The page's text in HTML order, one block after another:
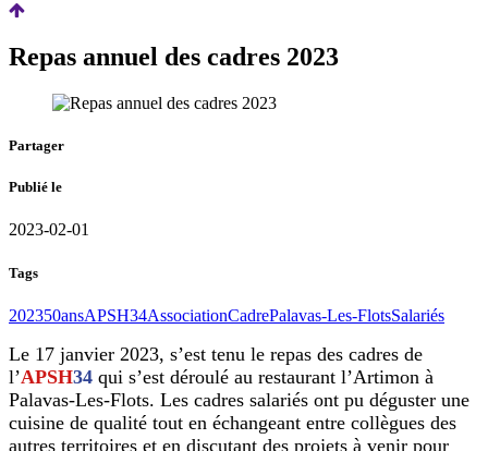
Repas annuel des cadres 2023
Partager
Publié le
2023-02-01
Tags
202350ansAPSH34AssociationCadrePalavas-Les-FlotsSalariés
Le 17 janvier 2023, s’est tenu le repas des cadres de
l’APSH34 qui s’est déroulé au restaurant l’Artimon à
Palavas-Les-Flots. Les cadres salariés ont pu déguster une
cuisine de qualité tout en échangeant entre collègues des
autres territoires et en discutant des projets à venir pour